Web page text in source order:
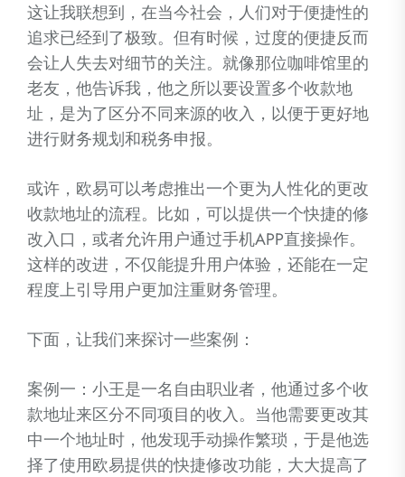
这让我联想到，在当今社会，人们对于便捷性的
追求已经到了极致。但有时候，过度的便捷反而
会让人失去对细节的关注。就像那位咖啡馆里的
老友，他告诉我，他之所以要设置多个收款地
址，是为了区分不同来源的收入，以便于更好地
进行财务规划和税务申报。
或许，欧易可以考虑推出一个更为人性化的更改
收款地址的流程。比如，可以提供一个快捷的修
改入口，或者允许用户通过手机APP直接操作。
这样的改进，不仅能提升用户体验，还能在一定
程度上引导用户更加注重财务管理。
下面，让我们来探讨一些案例：
案例一：小王是一名自由职业者，他通过多个收
款地址来区分不同项目的收入。当他需要更改其
中一个地址时，他发现手动操作繁琐，于是他选
择了使用欧易提供的快捷修改功能，大大提高了